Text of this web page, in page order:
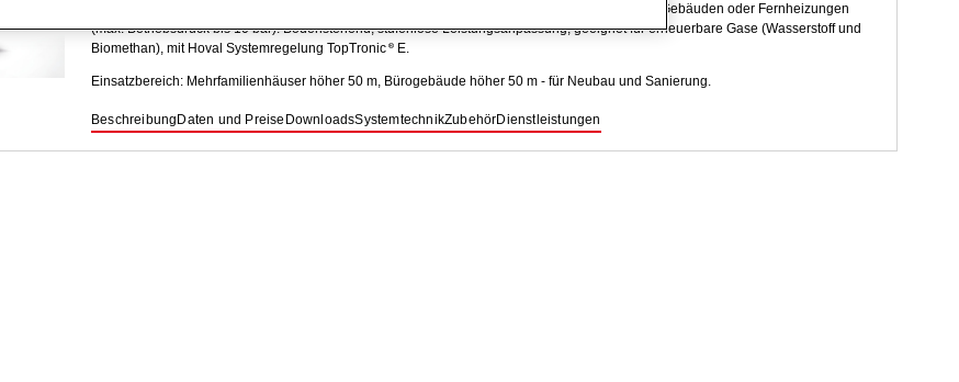
Der ausgeklügelte Gas-Brennwertkessel zum Heizen und Erzeugen von Warmwasser in hohen Gebäuden oder Fernheizungen
(max. Betriebsdruck bis 10 bar). Bodenstehend, stufenlose Leistungsanpassung, geeignet für erneuerbare Gase (Wasserstoff und
Biomethan), mit Hoval Systemregelung TopTronic
E.
Einsatzbereich: Mehrfamilienhäuser höher 50 m, Bürogebäude höher 50 m - für Neubau und Sanierung.
Beschreibung Daten und Preise DownloadsSystemtechnikZubehörDienstleistungen